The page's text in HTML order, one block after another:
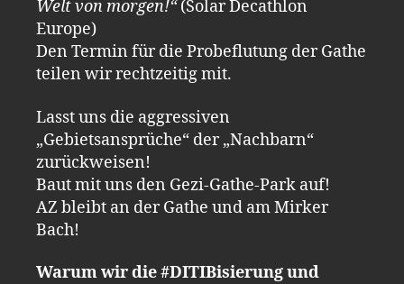
Welt von morgen!“(Solar Decathlon
Europe)
Den Termin für die Probeflutung der Gathe
teilen wir rechtzeitig mit.
Lasst uns die aggressiven
„Gebietsansprüche“ der „Nachbarn“
zurückweisen!
Baut mit uns den Gezi-Gathe-Park auf!
AZ bleibt an der Gathe und am Mirker
Bach!
Warum wir die #DITIBisierung und